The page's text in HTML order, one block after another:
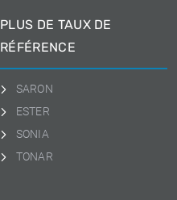
PLUS DE TAUX DE
RÉFÉRENCE
SARON
ESTER
SONIA
TONAR